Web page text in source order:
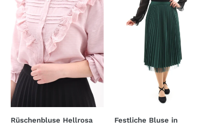
Rüschenbluse Hellrosa
Schwarz
Festliche Bluse in